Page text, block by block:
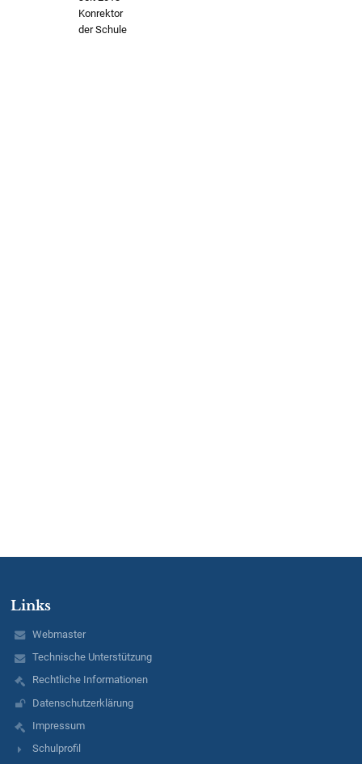
Konrektor
der Schule
Links
Webmaster
Technische Unterstützung
Rechtliche Informationen
Datenschutzerklärung
Impressum
Schulprofil